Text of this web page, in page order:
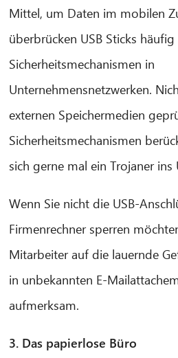
Mittel, um Daten im mobilen
überbrücken USB Sticks häufig
Sicherheitsmechanismen in
Unternehmensnetzwerken.
externen Speichermedien
Sicherheitsmechanismen
sich gerne mal ein Trojaner ins
Wenn Sie nicht die USB-
Firmenrechner sperren
Mitarbeiter auf die lauernde
in unbekannten E-
aufmerksam.
3. Das papierlose Büro